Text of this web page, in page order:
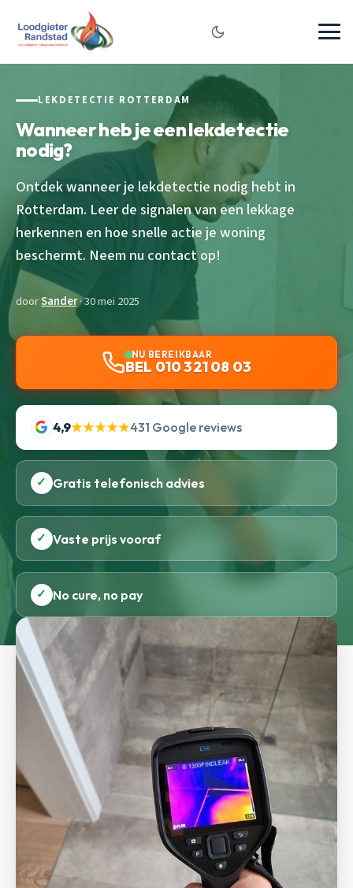
LEKDETECTIE ROTTERDAM
Wanneer heb je een lekdetectie
nodig?
Ontdek wanneer je lekdetectie nodig hebt in
Rotterdam. Leer de signalen van een lekkage
herkennen en hoe snelle actie je woning
beschermt. Neem nu contact op!
doorSander· 30 mei 2025
NU BEREIKBAAR
BEL 010 321 08 03
4,9★★★★★431 Google reviews
✓ Gratis telefonisch advies
✓ Vaste prijs vooraf
✓ No cure, no pay